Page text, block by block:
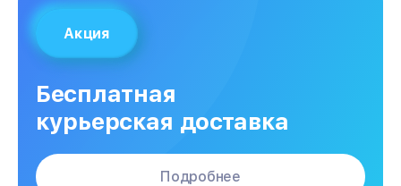
Акция
Бесплатная
курьерская доставка
Подробнее